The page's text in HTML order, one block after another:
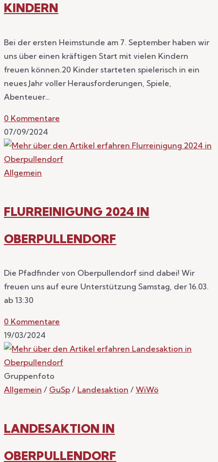
KINDERN
Bei der ersten Heimstunde am 7. September haben wir
uns über einen kräftigen Start mit vielen Kindern
freuen können.20 Kinder starteten spielerisch in ein
neues Jahr voller Herausforderungen, Spiele,
Abenteuer…
0 Kommentare
07/09/2024
Allgemein
FLURREINIGUNG 2024 IN
OBERPULLENDORF
Die Pfadfinder von Oberpullendorf sind dabei! Wir
freuen uns auf eure Unterstützung Samstag, der 16.03.
ab 13:30
0 Kommentare
19/03/2024
Gruppenfoto
Allgemein / GuSp / Landesaktion / WiWö
LANDESAKTION IN
OBERPULLENDORF